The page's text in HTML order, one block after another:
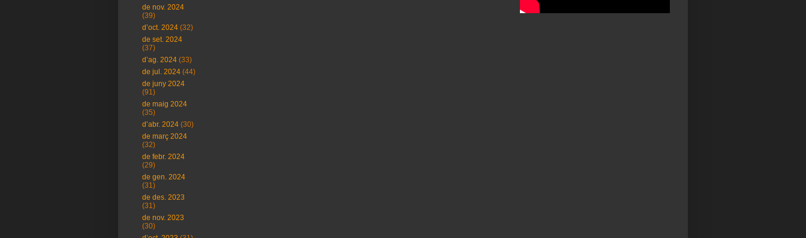
de nov. 2024
(39)
d’oct. 2024 (32)
de set. 2024
(37)
d’ag. 2024 (33)
de jul. 2024 (44)
de juny 2024
(91)
de maig 2024
(35)
d’abr. 2024 (30)
de març 2024
(32)
de febr. 2024
(29)
de gen. 2024
(31)
de des. 2023
(31)
de nov. 2023
(30)